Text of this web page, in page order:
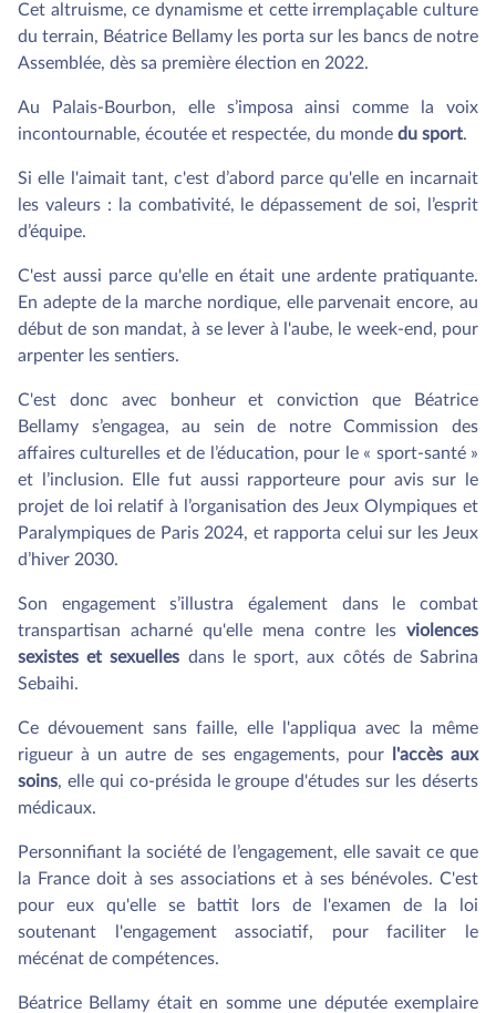
Cet altruisme, ce dynamisme et cette irremplaçable culture
du terrain, Béatrice Bellamy les porta sur les bancs de notre
Assemblée, dès sa première élection en 2022.
Au Palais-Bourbon, elle s’imposa ainsi comme la voix
incontournable, écoutée et respectée, du monde du sport.
Si elle l'aimait tant, c'est d’abord parce qu'elle en incarnait
les valeurs : la combativité, le dépassement de soi, l’esprit
d’équipe.
C'est aussi parce qu'elle en était une ardente pratiquante.
En adepte de la marche nordique, elle parvenait encore, au
début de son mandat, à se lever à l'aube, le week-end, pour
arpenter les sentiers.
C'est donc avec bonheur et conviction que Béatrice
Bellamy s’engagea, au sein de notre Commission des
affaires culturelles et de l’éducation, pour le « sport-santé »
et l’inclusion. Elle fut aussi rapporteure pour avis sur le
projet de loi relatif à l’organisation des Jeux Olympiques et
Paralympiques de Paris 2024, et rapporta celui sur les Jeux
d’hiver 2030.
Son engagement s’illustra également dans le combat
transpartisan acharné qu'elle mena contre les violences
sexistes et sexuelles dans le sport, aux côtés de Sabrina
Sebaihi.
Ce dévouement sans faille, elle l'appliqua avec la même
rigueur à un autre de ses engagements, pour
l'accès aux
soins, elle qui co-présida le groupe d'études sur les déserts
médicaux.
Personnifiant la société de l’engagement, elle savait ce que
la France doit à ses associations et à ses bénévoles. C'est
pour eux qu'elle se battit lors de l'examen de la loi
soutenant l'engagement associatif, pour faciliter le
mécénat de compétences.
Béatrice Bellamy était en somme une députée exemplaire